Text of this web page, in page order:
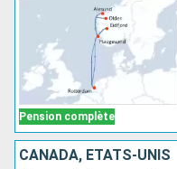
Pension complète
CANADA, ÉTATS-UNIS